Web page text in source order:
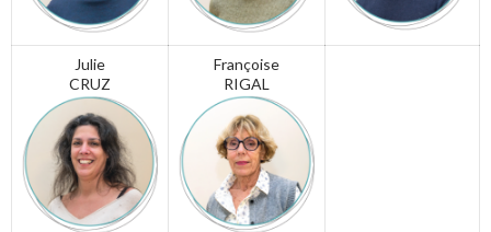
Julie
CRUZ
Françoise
RIGAL